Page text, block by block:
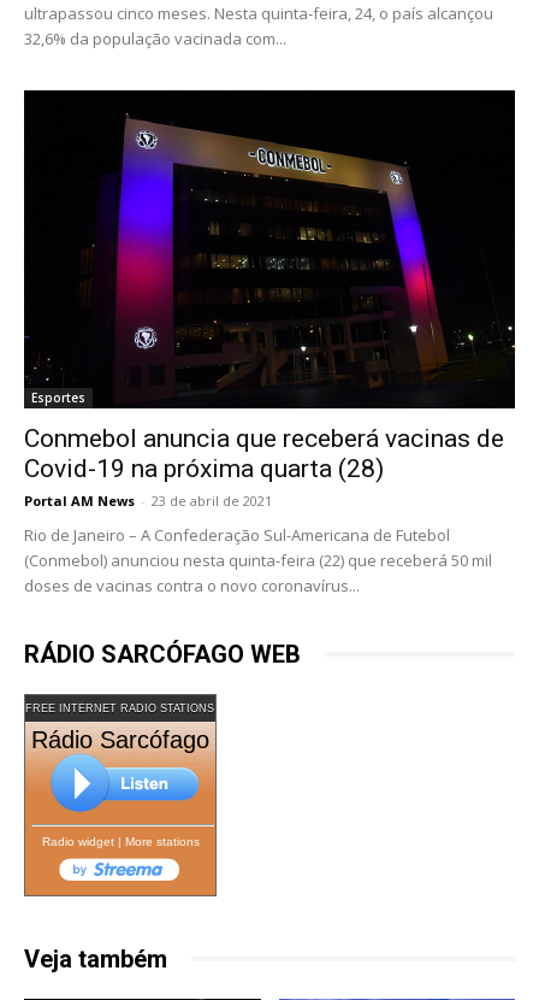
ultrapassou cinco meses. Nesta quinta-feira, 24, o país alcançou
32,6% da população vacinada com...
Esportes
Conmebol anuncia que receberá vacinas de
Covid-19 na próxima quarta (28)
Portal AM News - 23 de abril de 2021
Rio de Janeiro – A Confederação Sul-Americana de Futebol
(Conmebol) anunciou nesta quinta-feira (22) que receberá 50 mil
doses de vacinas contra o novo coronavírus...
RÁDIO SARCÓFAGO WEB
FREE INTERNET RADIO STATIONS
Rádio Sarcófago
Radio widget| More stations
Veja também